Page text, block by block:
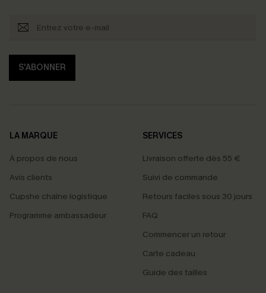
S'ABONNER
LA MARQUE
À propos de nous
Avis clients
Cupshe chaîne logistique
Programme ambassadeur
SERVICES
Livraison offerte dès 55 €
Suivi de commande
Retours faciles sous 30 jours
FAQ
Commencer un retour
Carte cadeau
Guide des tailles